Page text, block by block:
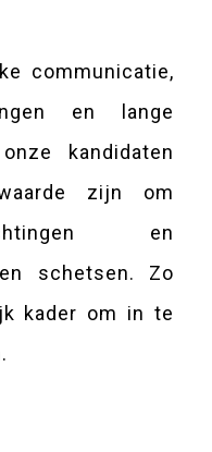
communicatie,
en lange
kandidaten
zijn om
en
schetsen. Zo
kader om in te